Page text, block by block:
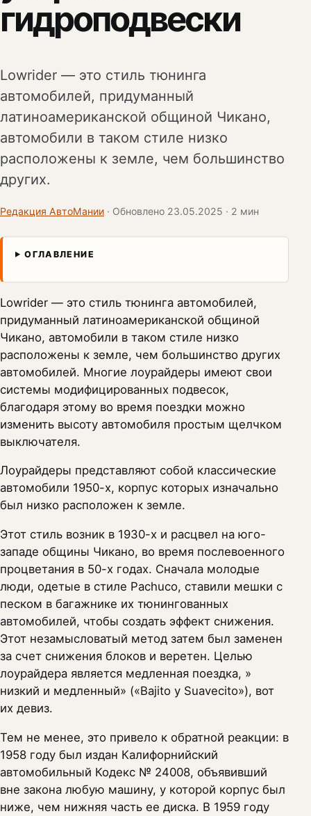
гидроподвески
Lowrider — это стиль тюнинга
автомобилей, придуманный
латиноамериканской общиной Чикано,
автомобили в таком стиле низко
расположены к земле, чем большинство
других.
Редакция АвтоМании · Обновлено 23.05.2025 · 2 мин
ОГЛАВЛЕНИЕ
Lowrider — это стиль тюнинга автомобилей,
придуманный латиноамериканской общиной
Чикано, автомобили в таком стиле низко
расположены к земле, чем большинство других
автомобилей. Многие лоурайдеры имеют свои
системы модифицированных подвесок,
благодаря этому во время поездки можно
изменить высоту автомобиля простым щелчком
выключателя.
Лоурайдеры представляют собой классические
автомобили 1950-х, корпус которых изначально
был низко расположен к земле.
Этот стиль возник в 1930-х и расцвел на юго-
западе общины Чикано, во время послевоенного
процветания в 50-х годах. Сначала молодые
люди, одетые в стиле Pachuco, ставили мешки с
песком в багажнике их тюнингованных
автомобилей, чтобы создать эффект снижения.
Этот незамысловатый метод затем был заменен
за счет снижения блоков и веретен. Целью
лоурайдера является медленная поездка, »
низкий и медленный» («Bajito у Suavecito»), вот
их девиз.
Тем не менее, это привело к обратной реакции: в
1958 году был издан Калифорнийский
автомобильный Кодекс № 24008, объявивший
вне закона любую машину, у которой корпус был
ниже, чем нижняя часть ее диска. В 1959 году